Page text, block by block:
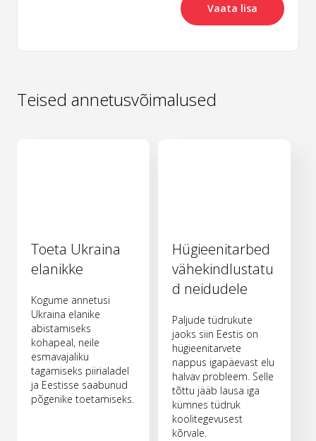
Vaata lisa
Teised annetusvõimalused
Toeta Ukraina
elanikke
Kogume annetusi
Ukraina elanike
abistamiseks
kohapeal, neile
esmavajaliku
tagamiseks piirialadel
ja Eestisse saabunud
põgenike toetamiseks.
Hügieenitarbed
vähekindlustatu
d neidudele
Paljude tüdrukute
jaoks siin Eestis on
hügieenitarvete
nappus igapäevast elu
halvav probleem. Selle
tõttu jääb lausa iga
kümnes tüdruk
koolitegevusest
kõrvale.